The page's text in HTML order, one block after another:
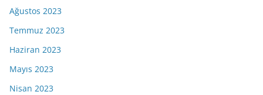
Ağustos 2023
Temmuz 2023
Haziran 2023
Mayıs 2023
Nisan 2023